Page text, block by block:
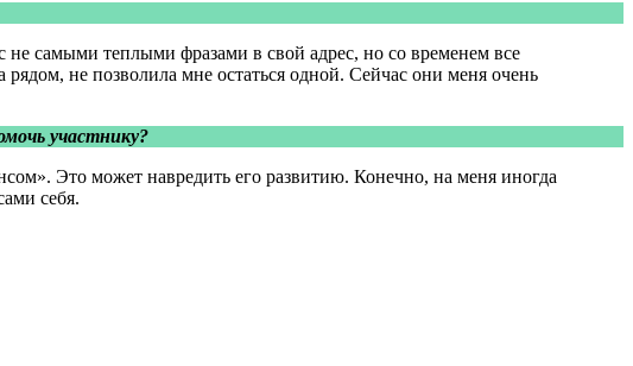
не самыми теплыми фразами в свой адрес, но со временем все
не позволила мне остаться одной. Сейчас они меня очень
участнику?
Это может навредить его развитию. Конечно, на меня иногда
себя.